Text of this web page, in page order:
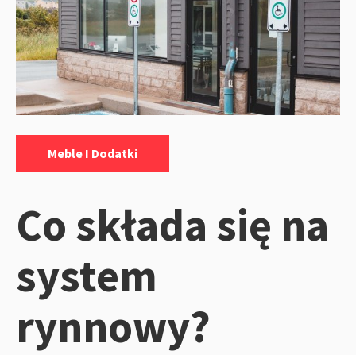
Meble I Dodatki
Co składa się na
system
rynnowy?